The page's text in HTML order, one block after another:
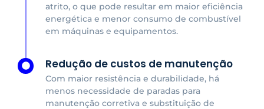
atrito, o que pode resultar em maior eficiência
energética e menor consumo de combustível
em máquinas e equipamentos.
Redução de custos de manutenção
Com maior resistência e durabilidade, há
menos necessidade de paradas para
manutenção corretiva e substituição de